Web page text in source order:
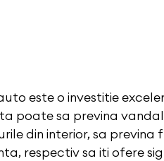
este o investitie
poate sa previna
din interior, sa previna
respectiv sa iti ofere